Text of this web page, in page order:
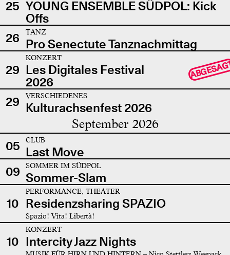
25 YOUNG ENSEMBLE SÜDPOL: Kick
Offs
26
TANZ
Pro Senectute Tanznachmittag
29
KONZERT
Les Digitales Festival
2026
29 VERSCHIEDENES
Kulturachsenfest 2026
September 2026
05 CLUB
Last Move
09
SOMMER IM SÜDPOL
Sommer-Slam
10
PERFORMANCE, THEATER
Residenzsharing SPAZIO
Spazio! Vita! Libertà!
10
KONZERT
Intercity Jazz Nights